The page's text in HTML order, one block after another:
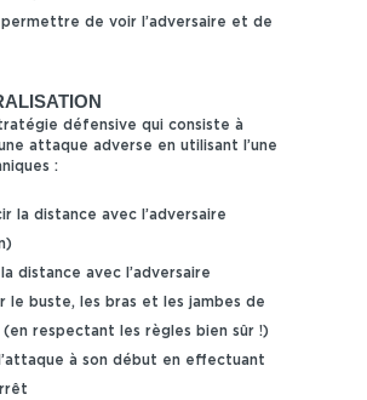
de voir l’adversaire et de
défensive qui consiste à
attaque adverse en utilisant l’une
:
la distance avec l’adversaire
distance avec l’adversaire
le buste, les bras et les jambes de
(en respectant les règles bien sûr !)
à son début en effectuant